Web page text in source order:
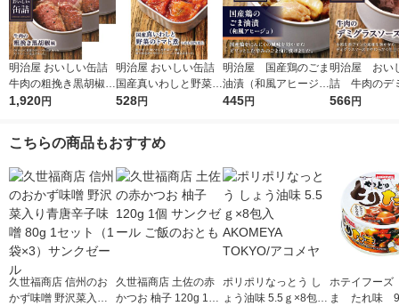
明治屋 おいしい缶詰
牛肉の粗挽き黒胡椒味
1セット（3缶）
1,920円
明治屋 おいしい缶詰
国産真いわしと野菜の
トマト煮 1缶
528円
明治屋 国産鶏のごま
油漬（和風アヒージ
ョ） 1缶
445円
明治屋 おい
詰 牛肉のデ
ソース味 1缶
566円
こちらの商品もおすすめ
久世福商店 信州のお
かず味噌 野沢菜入り
久世福商店 土佐の赤
かつお 柚子 120g 1個
ポリポリなっとう し
ょう油味 5.5ｇ×8包入
ホテイフー
ま たれ味